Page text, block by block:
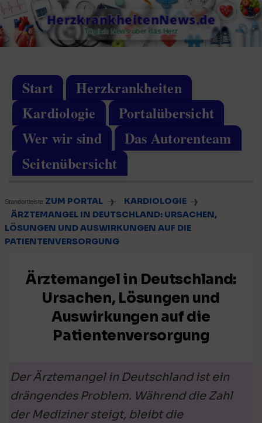
Skip
to
content
HerzkrankheitenNews.de
Täglich News über das Herz
Start
Herzkrankheiten
Kardiologie
Portalübersicht
Wer wir sind
Das Autorenteam
Seitenübersicht
Standortleiste ZUM PORTAL ❱ KARDIOLOGIE ❱
ÄRZTEMANGEL IN DEUTSCHLAND: URSACHEN,
LÖSUNGEN UND AUSWIRKUNGEN AUF DIE
PATIENTENVERSORGUNG
Ärztemangel in Deutschland:
Ursachen, Lösungen und
Auswirkungen auf die
Patientenversorgung
Der Ärztemangel in Deutschland ist ein
drängendes Problem. Während die Zahl
der Mediziner steigt, bleibt die